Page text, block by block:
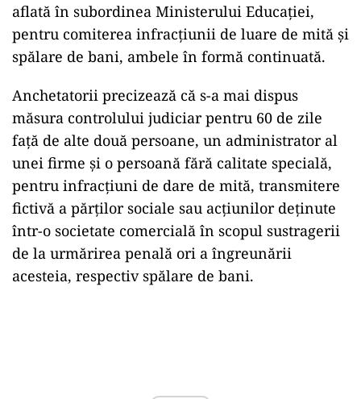
aflată în subordinea Ministerului Educaţiei,
pentru comiterea infracţiunii de luare de mită şi
spălare de bani, ambele în formă continuată.
Anchetatorii precizează că s-a mai dispus
măsura controlului judiciar pentru 60 de zile
faţă de alte două persoane, un administrator al
unei firme şi o persoană fără calitate specială,
pentru infracţiuni de dare de mită, transmitere
fictivă a părţilor sociale sau acţiunilor deţinute
într-o societate comercială în scopul sustragerii
de la urmărirea penală ori a îngreunării
acesteia, respectiv spălare de bani.